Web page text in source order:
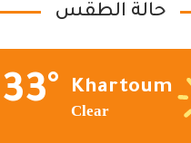
حالة الطقس
Khartoum
Clear
33°